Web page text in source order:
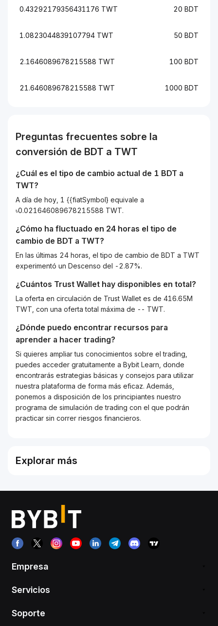
0.43292179356431176 TWT 20 BDT
1.0823044839107794 TWT 50 BDT
2.1646089678215588 TWT 100 BDT
21.646089678215588 TWT 1000 BDT
Preguntas frecuentes sobre la
conversión de BDT a TWT
¿Cuál es el tipo de cambio actual de 1 BDT a
TWT?
A día de hoy, 1 {{fiatSymbol} equivale a
৳0.021646089678215588 TWT.
¿Cómo ha fluctuado en 24 horas el tipo de
cambio de BDT a TWT?
En las últimas 24 horas, el tipo de cambio de BDT a TWT
experimentó un Descenso del -2.87%.
¿Cuántos Trust Wallet hay disponibles en total?
La oferta en circulación de Trust Wallet es de 416.65M
TWT, con una oferta total máxima de -- TWT.
¿Dónde puedo encontrar recursos para
aprender a hacer trading?
Si quieres ampliar tus conocimientos sobre el trading,
puedes acceder gratuitamente a Bybit Learn, donde
encontrarás estrategias básicas y consejos para utilizar
nuestra plataforma de forma más eficaz. Además,
ponemos a disposición de los principiantes nuestro
programa de simulación de trading con el que podrán
practicar sin correr riesgos financieros.
Explorar más
Empresa
Servicios
Soporte